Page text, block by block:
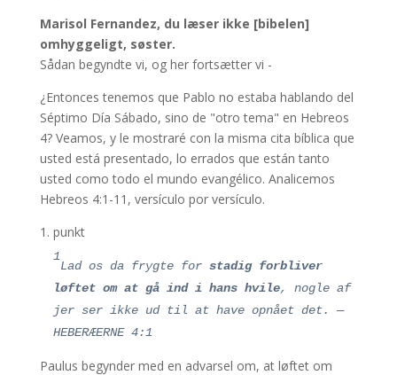
grundlæggelse.
4Thi på et sted sagde han således om den
syvende dag: Og Gud hvilede fra alle sine
gerninger på den syvende dag.
Og her igen: De går ikke ind i min hvile.
6Derfor, da nogle er tilbage for at komme
ind i den, og de, som den gode nyhed først
blev forkyndt for, ikke kom ind på grund af
ulydighed,
igen bestemmer en dag: I dag, siger efter
så lang tid, gennem David, som det blev
sagt: Hvis du hører hans røst i dag,
forhærder ikke jeres hjerter.
For hvis Josua havde givet dem hvile, ville
Derfor er der en hvile for Guds folk.
Marisol Fernandez, du læser ikke [bibelen]
omhyggeligt, søster.
Sådan begyndte vi, og her fortsætter vi -
¿Entonces tenemos que Pablo no estaba hablando del
Séptimo Día Sábado, sino de "otro tema" en Hebreos
4? Veamos, y le mostraré con la misma cita bíblica que
usted está presentado, lo errados que están tanto
usted como todo el mundo evangélico. Analicemos
Hebreos 4:1-11, versículo por versículo.
1. punkt
1
Lad os da frygte for stadig forbliver
løftet om at gå ind i hans hvile, nogle af
jer ser ikke ud til at have opnået det. —
HEBERÆERNE 4:1
Paulus begynder med en advarsel om, at løftet om